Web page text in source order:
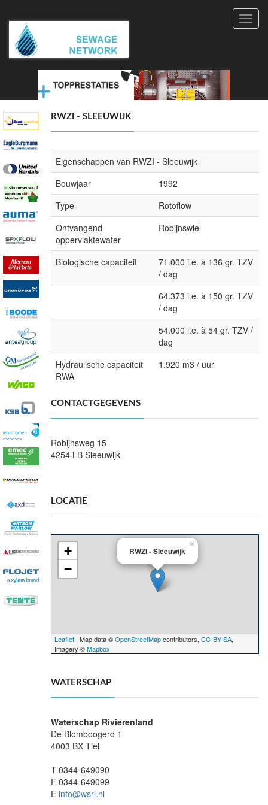
RWZI - SLEEUWIJK
Eigenschappen van RWZI - Sleeuwijk
Bouwjaar
1992
Type
Rotoflow
Ontvangend
oppervlaktewater
Robijnswiel
Biologische capaciteit
71.000 i.e. à 136 gr. TZV
/ dag
64.373 i.e. à 150 gr. TZV
/ dag
54.000 i.e. à 54 gr. TZV /
dag
Hydraulische capaciteit
RWA
1.920 m3 / uur
CONTACTGEGEVENS
Robijnsweg 15
4254 LB Sleeuwijk
LOCATIE
RWZI - Sleeuwijk
×
+
−
Leaflet | Map data ©OpenStreetMapcontributors, CC-BY-SA,
Imagery ©Mapbox
WATERSCHAP
Waterschap Rivierenland
De Blomboogerd 1
4003 BX Tiel
T 0344-649090
F 0344-649099
E info@wsrl.nl